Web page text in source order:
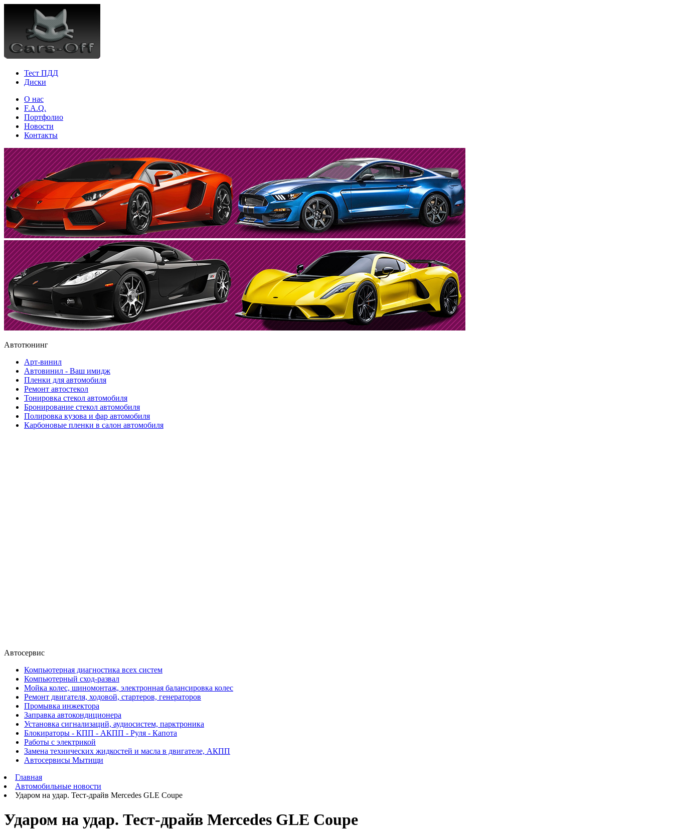
Тест ПДД
Диски
О нас
F.A.Q.
Портфолио
Новости
Контакты
Автотюнинг
Арт-винил
Автовинил - Ваш имидж
Пленки для автомобиля
Ремонт автостекол
Тонировка стекол автомобиля
Бронирование стекол автомобиля
Полировка кузова и фар автомобиля
Карбоновые пленки в салон автомобиля
Автосервис
Компьютерная диагностика всех систем
Компьютерный сход-развал
Мойка колес, шиномонтаж, электронная балансировка колес
Ремонт двигателя, ходовой, стартеров, генераторов
Промывка инжектора
Заправка автокондиционера
Установка сигнализаций, аудиосистем, парктроника
Блокираторы - КПП - АКПП - Руля - Капота
Работы с электрикой
Замена технических жидкостей и масла в двигателе, АКПП
Автосервисы Мытищи
Главная
Автомобильные новости
Ударом на удар. Тест-драйв Mercedes GLE Coupe
Ударом на удар. Тест-драйв Mercedes GLE Coupe